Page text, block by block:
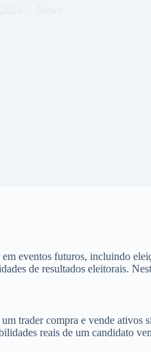
eventos futuros, incluindo
de resultados eleitorais.
trader compra e vende
reais de um candidato